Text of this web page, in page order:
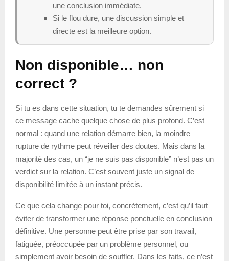
une conclusion immédiate.
Si le flou dure, une discussion simple et
directe est la meilleure option.
Non disponible… non
correct ?
Si tu es dans cette situation, tu te demandes sûrement si
ce message cache quelque chose de plus profond. C’est
normal : quand une relation démarre bien, la moindre
rupture de rythme peut réveiller des doutes. Mais dans la
majorité des cas, un “je ne suis pas disponible” n’est pas un
verdict sur la relation. C’est souvent juste un signal de
disponibilité limitée à un instant précis.
Ce que cela change pour toi, concrètement, c’est qu’il faut
éviter de transformer une réponse ponctuelle en conclusion
définitive. Une personne peut être prise par son travail,
fatiguée, préoccupée par un problème personnel, ou
simplement avoir besoin de souffler. Dans les faits, ce n’est